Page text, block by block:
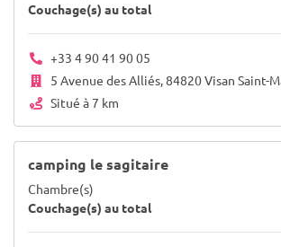
Couchage(s) au total
+33 4 90 41 90 05
5 Avenue des Alliés, 84820 Visan Saint-Maurice-
Situé à 7 km
camping le sagitaire
Chambre(s)
Couchage(s) au total